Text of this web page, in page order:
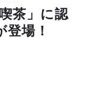
茶」に認
場！